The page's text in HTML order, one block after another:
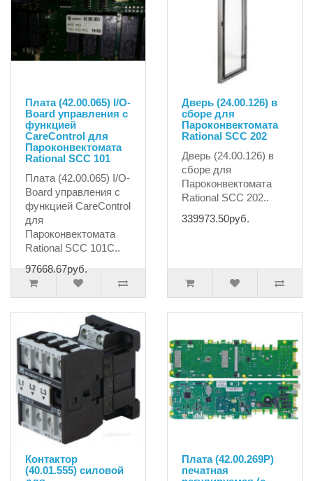
Плата (42.00.065) I/O-
Board управления с
функцией
CareControl для
Пароконвектомата
Rational SCC 101
Плата (42.00.065) I/O-
Board управления с
функцией CareControl
для
Пароконвектомата
Rational SCC 101С..
97668.67руб.
Дверь (24.00.126) в
сборе для
Пароконвектомата
Rational SCC 202
Дверь (24.00.126) в
сборе для
Пароконвектомата
Rational SCC 202..
339973.50руб.
Контактор
(40.01.555) силовой
Плата (42.00.269P)
печатная